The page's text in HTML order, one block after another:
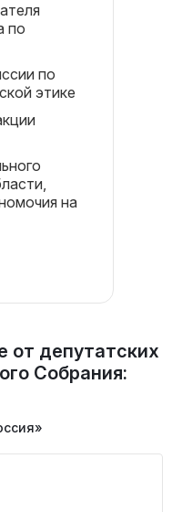
по
по
этике
на
от депутатских
Собрания: